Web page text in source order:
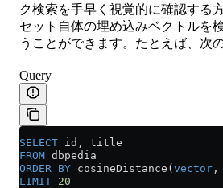
ク検索を手早く視覚的に確認する
セット自体の埋め込みベクトルを
うことができます。たとえば、次
Query
SELECT id, title
FROM dbpedia
ORDER BY cosineDistance(vector ,
LIMIT 20